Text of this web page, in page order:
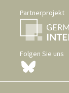
Partnerprojekt
Folgen Sie uns